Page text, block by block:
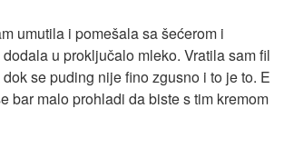
umutila i pomešala sa šećerom i
u proključalo mleko. Vratila sam fil
se puding nije fino zgusno i to je to. E
bar malo prohladi da biste s tim kremom